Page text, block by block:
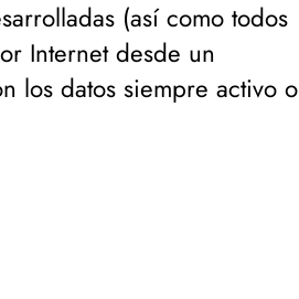
(así como todos
Internet desde un
los datos siempre activo o